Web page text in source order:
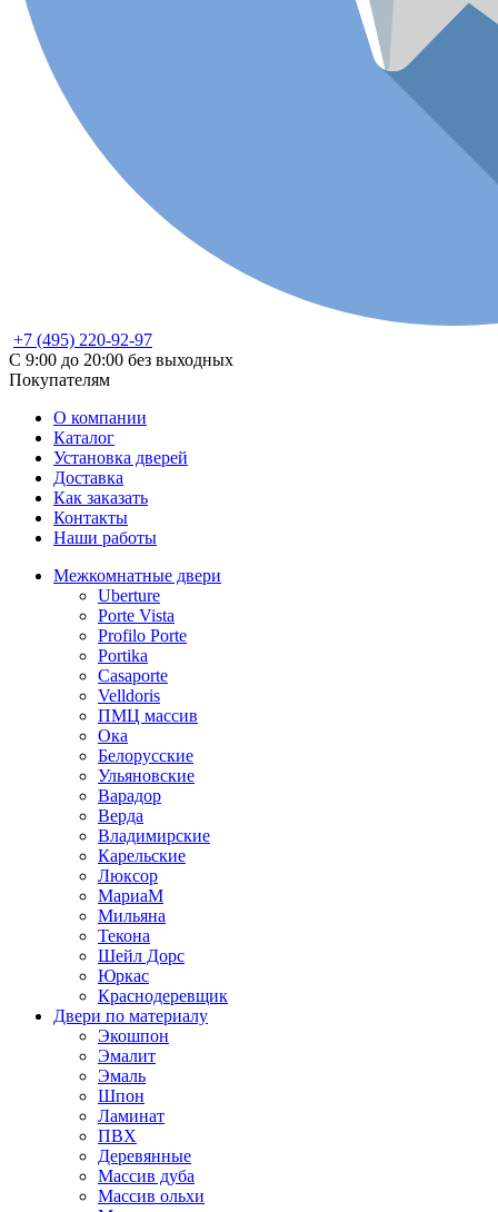
+7 (495) 220-92-97
С 9:00 до 20:00 без выходных
Покупателям
О компании
Каталог
Установка дверей
Доставка
Как заказать
Контакты
Наши работы
Межкомнатные двери
Uberture
Porte Vista
Profilo Porte
Portika
Casaporte
Velldoris
ПМЦ массив
Ока
Белорусские
Ульяновские
Варадор
Верда
Владимирские
Карельские
Люксор
МариаМ
Мильяна
Текона
Шейл Дорс
Юркас
Краснодеревщик
Двери по материалу
Экошпон
Эмалит
Эмаль
Шпон
Ламинат
ПВХ
Деревянные
Массив дуба
Массив ольхи